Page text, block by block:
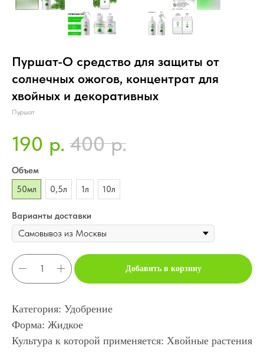
Пуршат-О средство для защиты от
солнечных ожогов, концентрат для
хвойных и декоративных
Пуршат
190 р. 400 р.
Объем
50мл
0,5л 1л 10л
Варианты доставки
Добавить в корзину
Категория: Удобрение
Форма: Жидкое
Культура к которой применяется: Хвойные растения